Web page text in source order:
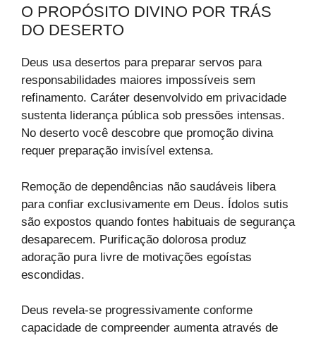
O PROPÓSITO DIVINO POR TRÁS
DO DESERTO
Deus usa desertos para preparar servos para
responsabilidades maiores impossíveis sem
refinamento. Caráter desenvolvido em privacidade
sustenta liderança pública sob pressões intensas.
No deserto você descobre que promoção divina
requer preparação invisível extensa.
Remoção de dependências não saudáveis libera
para confiar exclusivamente em Deus. Ídolos sutis
são expostos quando fontes habituais de segurança
desaparecem. Purificação dolorosa produz
adoração pura livre de motivações egoístas
escondidas.
Deus revela-se progressivamente conforme
capacidade de compreender aumenta através de